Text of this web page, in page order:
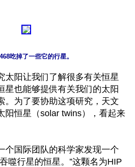
太阳让我们了解很多有关恒星
星也能够提供有关我们的太阳
。为了要协助这项研究，天文
阳恒星（solar twins），看起来
个国际团队的科学家发现一个
噬行星的恒星。”这颗名为HIP